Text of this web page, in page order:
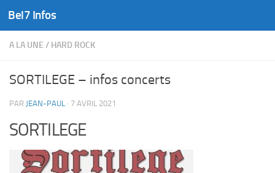
Skip to content
Bel7 Infos
A LA UNE / HARD ROCK
SORTILEGE – infos concerts
PAR JEAN-PAUL · 7 AVRIL 2021
SORTILEGE